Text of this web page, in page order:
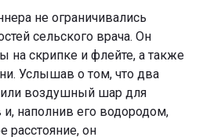
не ограничивались
сельского врача. Он
на скрипке и флейте, а также
Услышав о том, что два
воздушный шар для
наполнив его водородом,
расстояние, он